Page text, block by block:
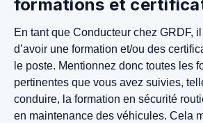
formations et
En tant que Conducteur chez GRDF,
d’avoir une formation et/ou des
le poste. Mentionnez donc toutes les
pertinentes que vous avez suivies,
conduire, la formation en sécurité
en maintenance des véhicules. Cela